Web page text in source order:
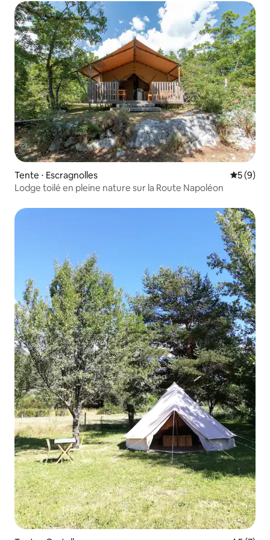
Tente ⋅ Escragnolles
5 (9)
Lodge toilé en pleine nature sur la Route Napoléon